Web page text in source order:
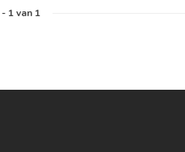
- 1van 1